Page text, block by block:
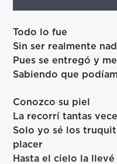
Todo lo fue
Sin ser realmente
Pues se entregó y
Sabiendo que
Conozco su piel
La recorrí tantas
Solo yo sé los
placer
Hasta el cielo la llevé